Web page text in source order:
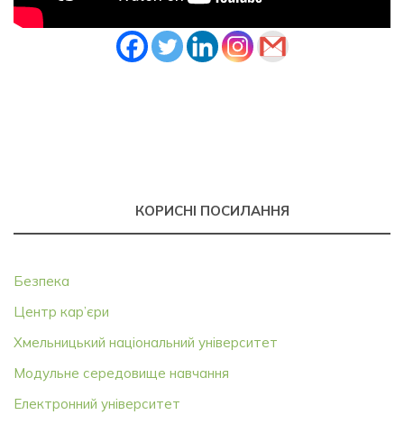
КОРИСНІ ПОСИЛАННЯ
Безпека
Центр кар’єри
Хмельницький національний університет
Модульне середовище навчання
Електронний університет